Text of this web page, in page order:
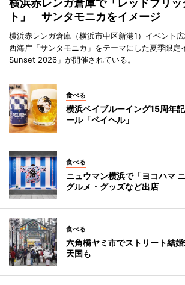
横浜赤レンガ倉庫で「レッドブリッ
ト」 サンタモニカをイメージ
横浜赤レンガ倉庫（横浜市中区新港1）イベント
西海岸「サンタモニカ」をテーマにした夏季限定
Sunset 2026」が開催されている。
食べる
横浜ベイブルーイング15周年
ール「ベイヘル」
食べる
ニュウマン横浜で「ヨコハマ
グルメ・グッズなど出店
食べる
六角橋ヤミ市でストリート結
天国も